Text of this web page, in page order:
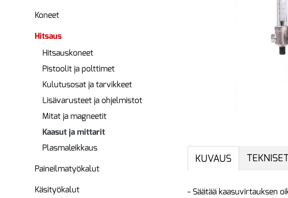
Koneet
Hitsaus
Hitsauskoneet
Pistoolit ja polttimet
Kulutusosat ja tarvikkeet
Lisävarusteet ja ohjelmistot
Mitat ja magneetit
Kaasut ja mittarit
Plasmaleikkaus
Paineilmatyökalut
Käsityökalut
KUVAUS
- Säätää kaasuvirtauksen